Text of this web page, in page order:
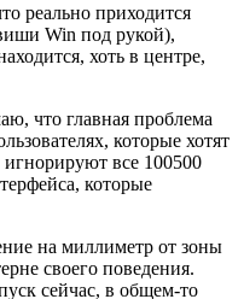
реально приходится
Win под рукой),
хоть в центре,
что главная проблема
которые хотят
игнорируют все 100500
которые
на миллиметр от зоны
своего поведения.
сейчас, в общем-то